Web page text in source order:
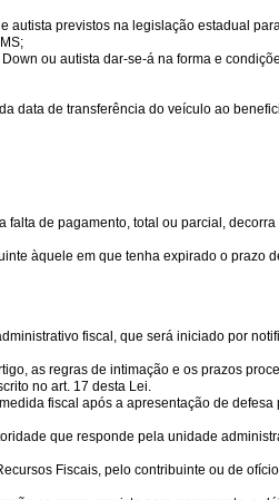
previstos na legislação estadual
ou autista dar-se-á na forma e
data de transferência do veículo ao
de pagamento, total ou parcial,
àquele em que tenha expirado o prazo
fiscal, que será iniciado por
as regras de intimação e os prazos
no art. 17 desta Lei.
fiscal após a apresentação de
que responde pela unidade
Fiscais, pelo contribuinte ou de